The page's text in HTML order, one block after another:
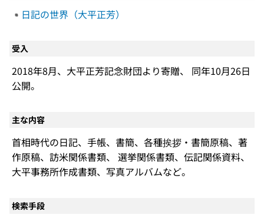
日記の世界（大平正芳）
受入
2018年8月、大平正芳記念財団より寄贈、 同年10月26日
公開。
主な内容
首相時代の日記、手帳、書簡、各種挨拶・書簡原稿、著
作原稿、訪米関係書類、 選挙関係書類、伝記関係資料、
大平事務所作成書類、写真アルバムなど。
検索手段